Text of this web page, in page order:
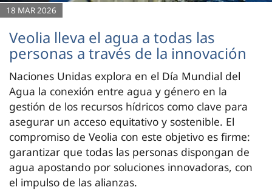
18 MAR 2026
Veolia lleva el agua a todas las
personas a través de la innovación
Naciones Unidas explora en el Día Mundial del
Agua la conexión entre agua y género en la
gestión de los recursos hídricos como clave para
asegurar un acceso equitativo y sostenible. El
compromiso de Veolia con este objetivo es firme:
garantizar que todas las personas dispongan de
agua apostando por soluciones innovadoras, con
el impulso de las alianzas.